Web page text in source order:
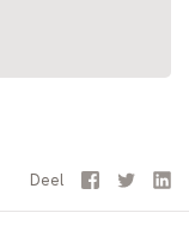
Deel Facebook
Twitter